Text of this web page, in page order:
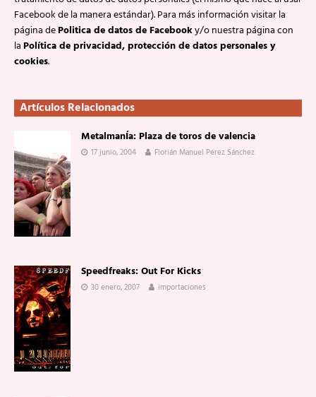
Facebook de la manera estándar). Para más información visitar la
página dePolitica de datos de Facebooky/o nuestra página con
laPolítica de privacidad, protección de datos personales y
cookies.
Artículos Relacionados
MetalmanÍa: Plaza de toros de valencia
17 junio, 2004 Florián Manuel Pérez Sánchez
Speedfreaks: Out For Kicks
30 enero, 2007 importaciones